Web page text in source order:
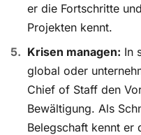
er die Fortschritte
Projekten kennt.
Krisen managen: In
global oder
Chief of Staff den
Bewältigung. Als
Belegschaft kennt er